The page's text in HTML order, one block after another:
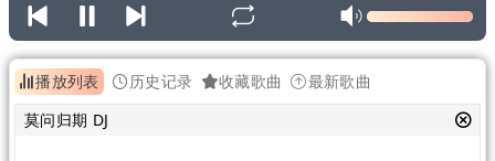
播放列表 历史记录 收藏歌曲
最新歌曲
莫问归期 DJ